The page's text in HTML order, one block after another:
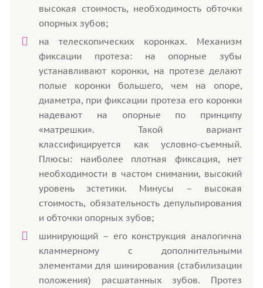
высокая стоимость, необходимость обточки
опорных зубов;
на телескопических коронках. Механизм
фиксации протеза: на опорные зубы
устанавливают коронки, на протезе делают
полые коронки большего, чем на опоре,
диаметра, при фиксации протеза его коронки
надевают на опорные по принципу
«матрешки». Такой вариант
классифицируется как условно-съемный.
Плюсы: наиболее плотная фиксация, нет
необходимости в частом снимании, высокий
уровень эстетики. Минусы – высокая
стоимость, обязательность депульпирования
и обточки опорных зубов;
шинирующий – его конструкция аналогична
кламмерному с дополнительными
элементами для шинирования (стабилизации
положения) расшатанных зубов. Протез